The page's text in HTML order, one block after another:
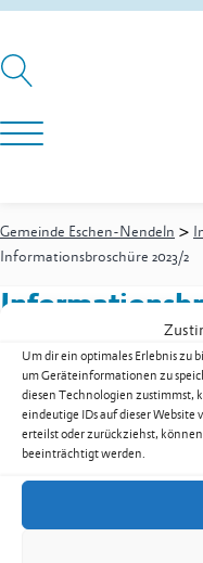
Um dir ein optimales Erlebnis zu
um Geräteinformationen zu
diesen Technologien zustimmst,
eindeutige IDs auf dieser
erteilst oder zurückziehst,
beeinträchtigt werden.
Gemeinde Eschen-Nendeln >
Informationsbroschüre 2023/2
Informationsbroschüre
Zur Übersicht der
Gemeinde Eschen-Nendeln
St. Martins-Ring 2, 9492
Festnetz+423 377 50 10,